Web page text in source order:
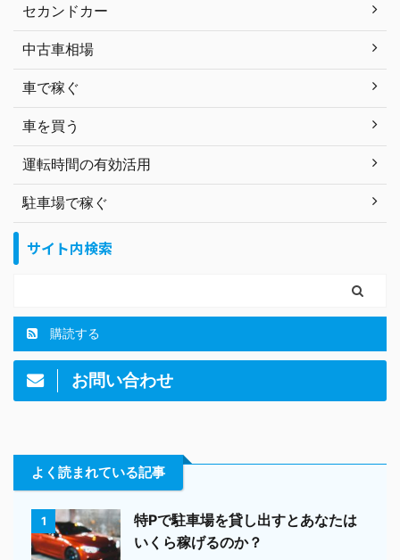
セカンドカー
中古車相場
車で稼ぐ
車を買う
運転時間の有効活用
駐車場で稼ぐ
サイト内検索
購読する
お問い合わせ
よく読まれている記事
1
特Pで駐車場を貸し出すとあなたは
いくら稼げるのか？